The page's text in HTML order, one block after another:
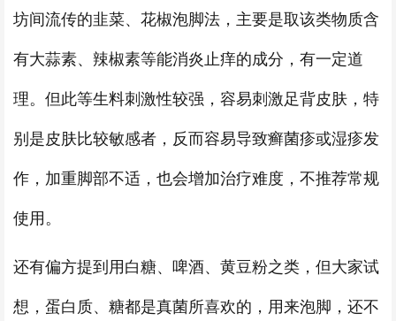
坊间流传的韭菜、花椒泡脚法，主要是取该类物质含
有大蒜素、辣椒素等能消炎止痒的成分，有一定道
理。但此等生料刺激性较强，容易刺激足背皮肤，特
别是皮肤比较敏感者，反而容易导致癣菌疹或湿疹发
作，加重脚部不适，也会增加治疗难度，不推荐常规
使用。
还有偏方提到用白糖、啤酒、黄豆粉之类，但大家试
想，蛋白质、糖都是真菌所喜欢的，用来泡脚，还不